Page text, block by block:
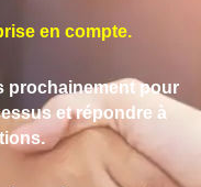
en compte.
prochainement pour
et répondre à